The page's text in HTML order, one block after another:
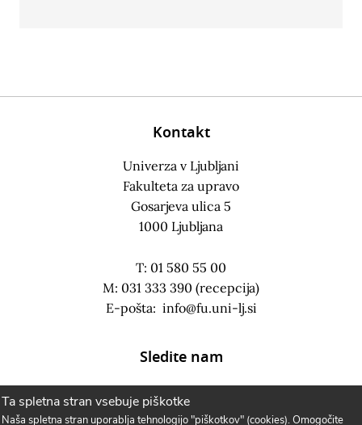
Ta spletna stran vsebuje piškotke
Naša spletna stran uporablja tehnologijo "piškotkov" (cookies). Omogočite
Kontakt
Univerza v Ljubljani
Fakulteta za upravo
Gosarjeva ulica 5
1000 Ljubljana
T: 01 580 55 00
M: 031 333 390 (recepcija)
E-pošta: info@fu.uni-lj.si
Sledite nam